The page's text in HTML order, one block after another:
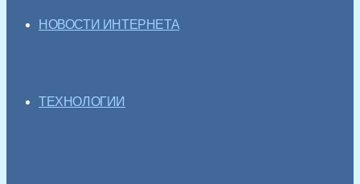
НОВОСТИ ИНТЕРНЕТА
ТЕХНОЛОГИИ